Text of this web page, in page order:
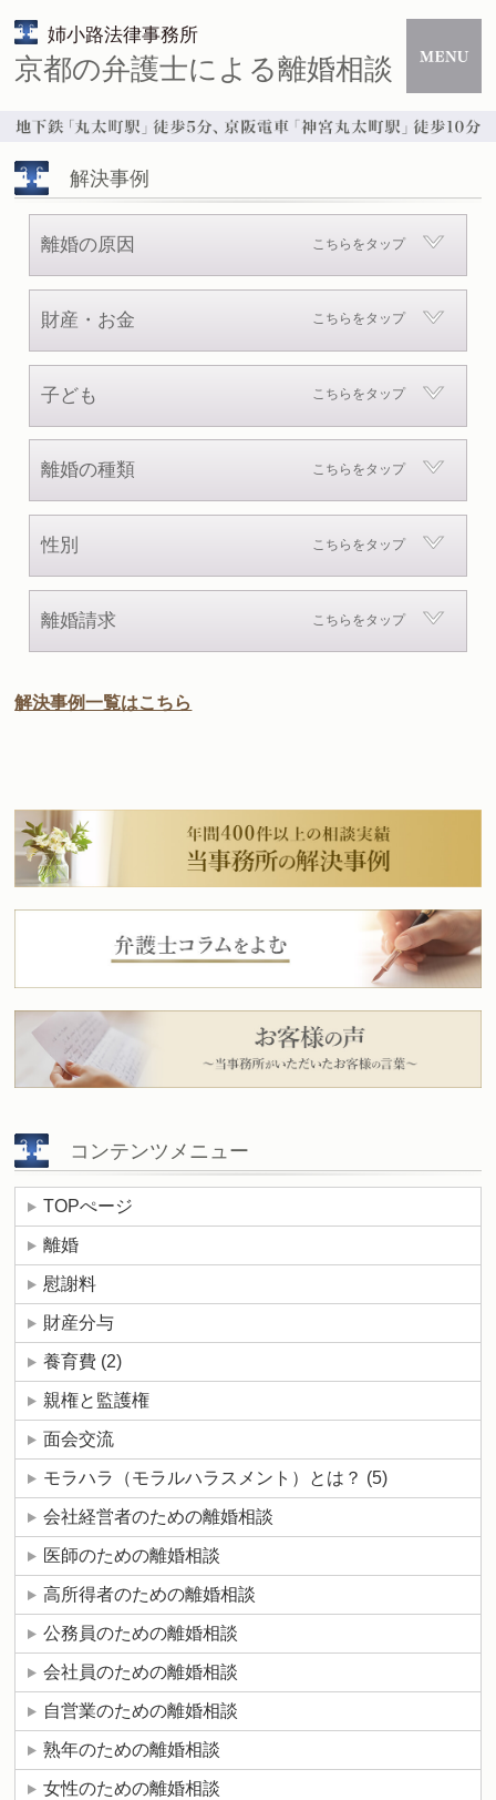
姉小路法律事務所
京都の弁護士による離婚相談
解決事例
離婚の原因 こちらをタップ
DV・暴力 当方有責
財産・お金 こちらをタップ
預貯金 退職金 保険
子ども こちらをタップ
離婚の種類 こちらをタップ
性別 こちらをタップ
離婚請求 こちらをタップ
解決事例一覧はこちら
コンテンツメニュー
TOPぺージ
離婚
慰謝料
財産分与
養育費 (2)
親権と監護権
面会交流
モラハラ（モラルハラスメント）とは？ (5)
会社経営者のための離婚相談
医師のための離婚相談
高所得者のための離婚相談
公務員のための離婚相談
会社員のための離婚相談
自営業のための離婚相談
熟年のための離婚相談
女性のための離婚相談